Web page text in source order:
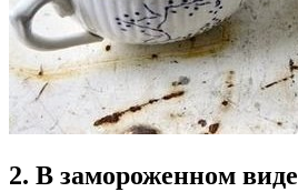
2. В замороженном виде